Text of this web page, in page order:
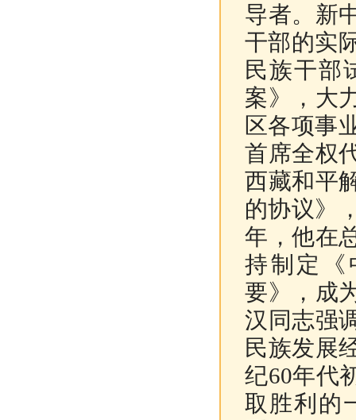
导者。新
干部的实
民族干部
案》，大
区各项事
首席全权
西藏和平
的协议》
年，他在
持制定《
要》，成
汉同志强
民族发展
纪60年代
取胜利的